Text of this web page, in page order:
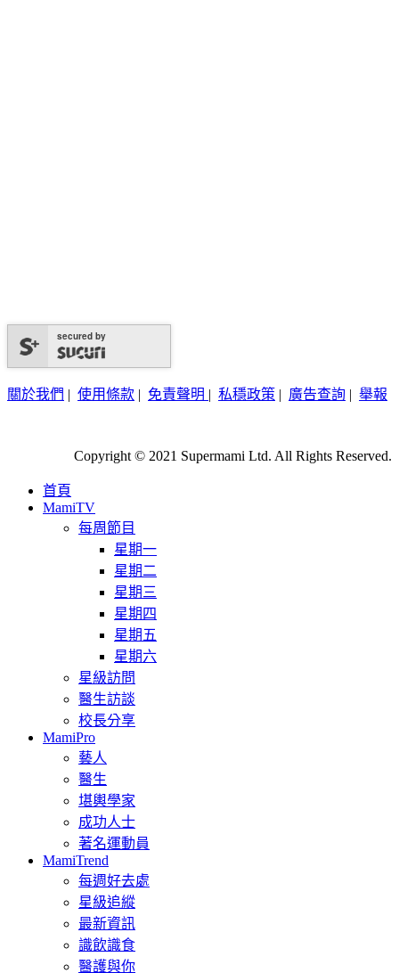
secured by
關於我們 | 使用條款 | 免責聲明 | 私穩政策 | 廣告查詢 | 舉報
Copyright © 2021 Supermami Ltd. All Rights Reserved.
首頁
MamiTV
每周節目
星期一
星期二
星期三
星期四
星期五
星期六
星級訪問
醫生訪談
校長分享
MamiPro
藝人
醫生
堪輿學家
成功人士
著名運動員
MamiTrend
每週好去處
星級追縱
最新資訊
識飲識食
醫護與你